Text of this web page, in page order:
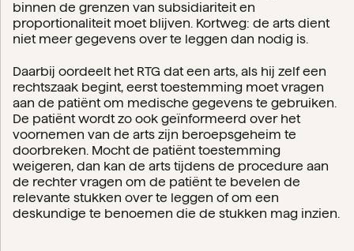
binnen de grenzen van subsidiariteit en
proportionaliteit moet blijven. Kortweg: de arts dient
niet meer gegevens over te leggen dan nodig is.
Daarbij oordeelt het RTG dat een arts, als hij zelf een
rechtszaak begint, eerst toestemming moet vragen
aan de patiënt om medische gegevens te gebruiken.
De patiënt wordt zo ook geïnformeerd over het
voornemen van de arts zijn beroepsgeheim te
doorbreken. Mocht de patiënt toestemming
weigeren, dan kan de arts tijdens de procedure aan
de rechter vragen om de patiënt te bevelen de
relevante stukken over te leggen of om een
deskundige te benoemen die de stukken mag inzien.